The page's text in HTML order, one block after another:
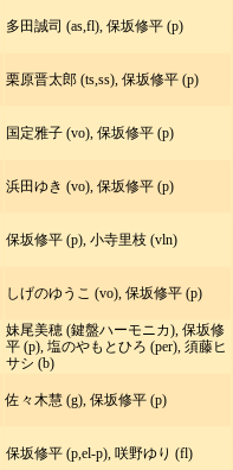
多田誠司 (as,fl), 保坂修平 (p)
栗原晋太郎 (ts,ss), 保坂修平 (p)
国定雅子 (vo), 保坂修平 (p)
浜田ゆき (vo), 保坂修平 (p)
保坂修平 (p), 小寺里枝 (vln)
しげのゆうこ (vo), 保坂修平 (p)
妹尾美穂 (鍵盤ハーモニカ), 保坂修
平 (p), 塩のやもとひろ (per), 須藤ヒ
サシ (b)
佐々木慧 (g), 保坂修平 (p)
保坂修平 (p,el-p), 咲野ゆり (fl)